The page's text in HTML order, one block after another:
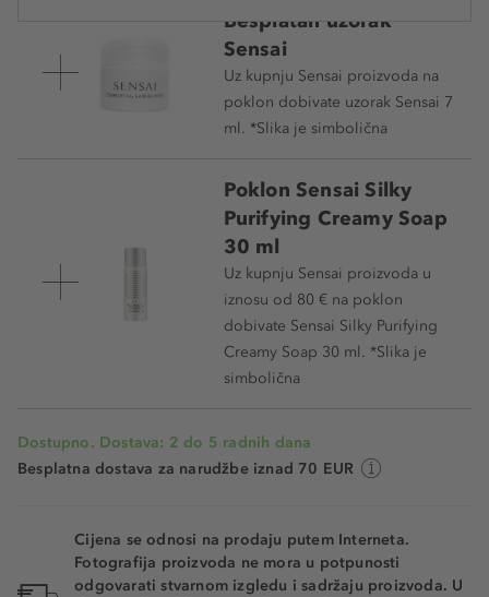
Besplatan uzorak
Sensai
Uz kupnju Sensai proizvoda na
poklon dobivate uzorak Sensai 7
ml. *Slika je simbolična
Poklon Sensai Silky
Purifying Creamy Soap
30 ml
Uz kupnju Sensai proizvoda u
iznosu od 80 € na poklon
dobivate Sensai Silky Purifying
Creamy Soap 30 ml. *Slika je
simbolična
Dostupno. Dostava: 2 do 5 radnih dana
Besplatna dostava za narudžbe iznad 70 EUR
Cijena se odnosi na prodaju putem Interneta.
Fotografija proizvoda ne mora u potpunosti
odgovarati stvarnom izgledu i sadržaju proizvoda. U